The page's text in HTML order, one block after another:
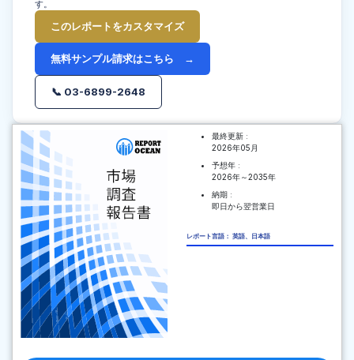
す。
このレポートをカスタマイズ
無料サンプル請求はこちら →
📞 03-6899-2648
最終更新 :
2026年05月
予想年 :
2026年～2035年
納期 :
即日から翌営業日
レポート言語： 英語、日本語